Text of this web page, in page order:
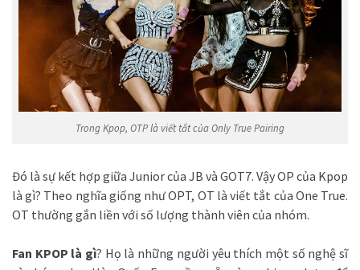
Trong Kpop, OTP là viết tắt của Only True Pairing
Đó là sự kết hợp giữa Junior của JB và GOT7. Vậy OP của Kpop
là gì? Theo nghĩa giống như OPT, OT là viết tắt của One True.
OT thường gắn liền với số lượng thành viên của nhóm.
Fan KPOP là gì? Họ là những người yêu thích một số nghệ sĩ